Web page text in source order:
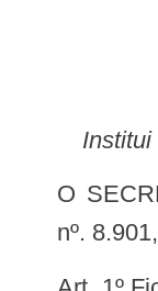
O SECRETÁRIO DE VIGILÂNCIA EM SAÚDE, no uso das atribuições que lhe confere o art. 41, do Anexo I ao Decreto
nº.